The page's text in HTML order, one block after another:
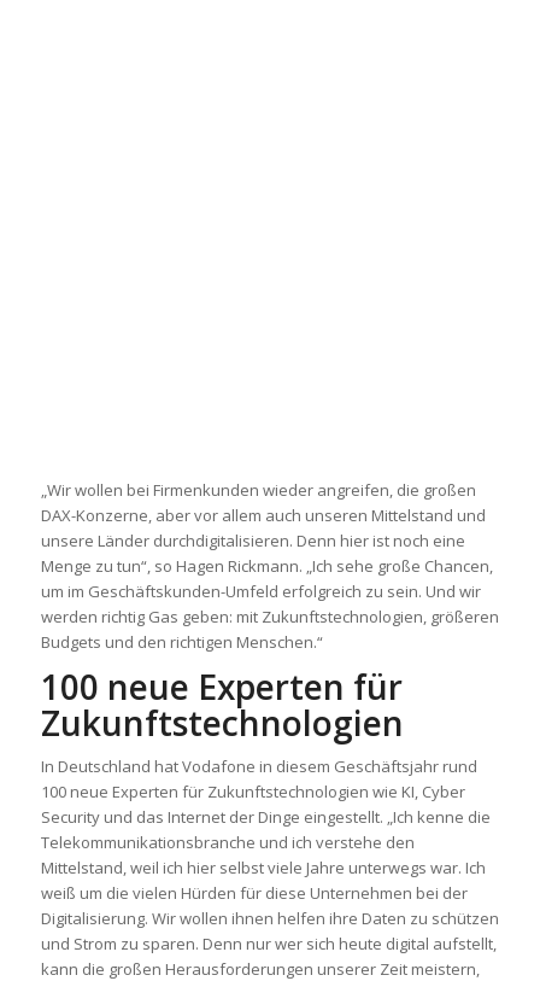
„Wir wollen bei Firmenkunden wieder angreifen, die großen
DAX-Konzerne, aber vor allem auch unseren Mittelstand und
unsere Länder durchdigitalisieren. Denn hier ist noch eine
Menge zu tun“, so Hagen Rickmann. „Ich sehe große Chancen,
um im Geschäftskunden-Umfeld erfolgreich zu sein. Und wir
werden richtig Gas geben: mit Zukunftstechnologien, größeren
Budgets und den richtigen Menschen.“
100 neue Experten für
Zukunftstechnologien
In Deutschland hat Vodafone in diesem Geschäftsjahr rund
100 neue Experten für Zukunftstechnologien wie KI, Cyber
Security und das Internet der Dinge eingestellt. „Ich kenne die
Telekommunikationsbranche und ich verstehe den
Mittelstand, weil ich hier selbst viele Jahre unterwegs war. Ich
weiß um die vielen Hürden für diese Unternehmen bei der
Digitalisierung. Wir wollen ihnen helfen ihre Daten zu schützen
und Strom zu sparen. Denn nur wer sich heute digital aufstellt,
kann die großen Herausforderungen unserer Zeit meistern,